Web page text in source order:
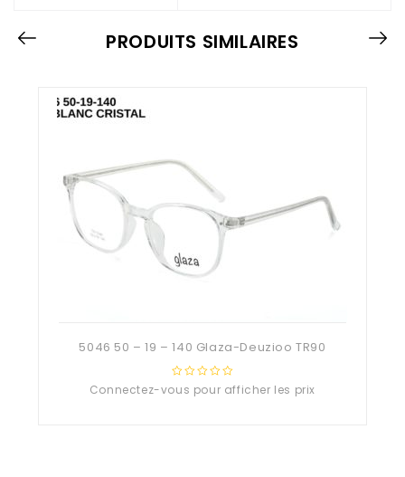
PRODUITS SIMILAIRES
5046 50 – 19 – 140 Glaza-Deuzioo TR90
0
Connectez-vous pour afficher les prix